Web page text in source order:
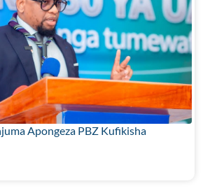
Apongeza PBZ Kufikisha